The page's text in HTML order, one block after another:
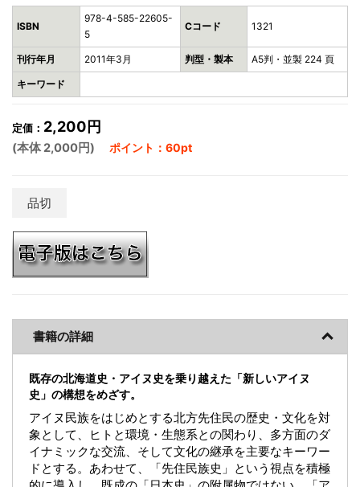
ISBN
978-4-585-22605-
5
Cコード 1321
刊行年月 2011年3月 判型・製本 A5判・並製 224 頁
キーワード
定価： 2,200円
(本体 2,000円) ポイント：60pt
品切
書籍の詳細
既存の北海道史・アイヌ史を乗り越えた「新しいアイヌ
史」の構想をめざす。
アイヌ民族をはじめとする北方先住民の歴史・文化を対
象として、ヒトと環境・生態系との関わり、多方面のダ
イナミックな交流、そして文化の継承を主要なキーワー
ドとする。あわせて、「先住民族史」という視点を積極